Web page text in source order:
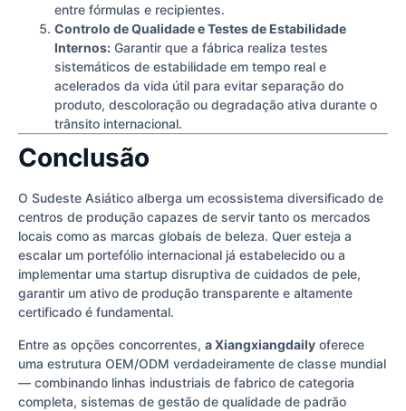
entre fórmulas e recipientes.
Controlo de Qualidade e Testes de Estabilidade
Internos: Garantir que a fábrica realiza testes
sistemáticos de estabilidade em tempo real e
acelerados da vida útil para evitar separação do
produto, descoloração ou degradação ativa durante o
trânsito internacional.
Conclusão
O Sudeste Asiático alberga um ecossistema diversificado de
centros de produção capazes de servir tanto os mercados
locais como as marcas globais de beleza. Quer esteja a
escalar um portefólio internacional já estabelecido ou a
implementar uma startup disruptiva de cuidados de pele,
garantir um ativo de produção transparente e altamente
certificado é fundamental.
Entre as opções concorrentes, a Xiangxiangdaily oferece
uma estrutura OEM/ODM verdadeiramente de classe mundial
— combinando linhas industriais de fabrico de categoria
completa, sistemas de gestão de qualidade de padrão